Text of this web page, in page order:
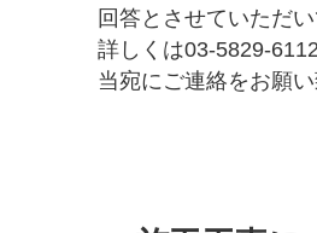
回答とさせていただい
詳しくは03-5829-
当宛にご連絡をお願い